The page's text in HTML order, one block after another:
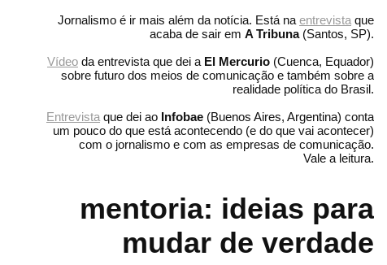
Jornalismo é ir mais além da notícia. Está na entrevista que
acaba de sair em A Tribuna(Santos, SP).
Vídeo da entrevista que dei a El Mercurio (Cuenca, Equador)
sobre futuro dos meios de comunicação e também sobre a
realidade política do Brasil.
Entrevista que dei ao Infobae (Buenos Aires, Argentina) conta
um pouco do que está acontecendo (e do que vai acontecer)
com o jornalismo e com as empresas de comunicação.
Vale a leitura.
mentoria: ideias para
mudar de verdade